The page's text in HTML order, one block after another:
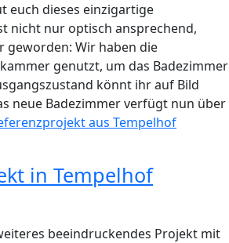
euch dieses einzigartige
nicht nur optisch ansprechend,
geworden: Wir haben die
genutzt, um das Badezimmer
könnt ihr auf Bild
neue Badezimmer verfügt nun über
aus Tempelhof
in Tempelhof
beeindruckendes Projekt mit